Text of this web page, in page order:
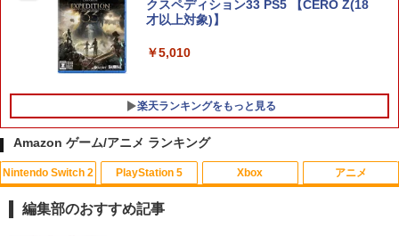
クスペディション33 PS5 【CERO Z(18
才以上対象)】
￥5,010
楽天ランキングをもっと見る
1 【中古】ルイージマンション
￥864
1
【中古】【Blu−ray】この世界の片隅
に ブックレット付 / 片渕須直【監督】
Amazon ゲーム/アニメ ランキング
Nintendo Switch 2 PlayStation 5 Xbox アニメ
編集部のおすすめ記事